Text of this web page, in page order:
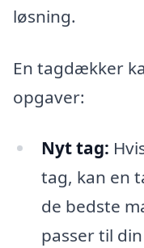
løsning.
En tagdækker
opgaver:
Nyt tag:
tag, kan en
de bedste
passer til